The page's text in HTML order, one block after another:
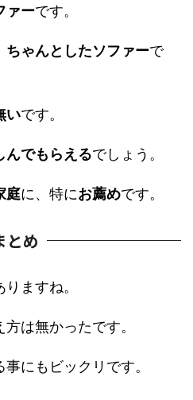
ァーです。
ちゃんとしたソファーで
いです。
んでもらえるでしょう。
庭に、特にお薦めです。
とめ
ますね。
は無かったです。
にもビックリです。